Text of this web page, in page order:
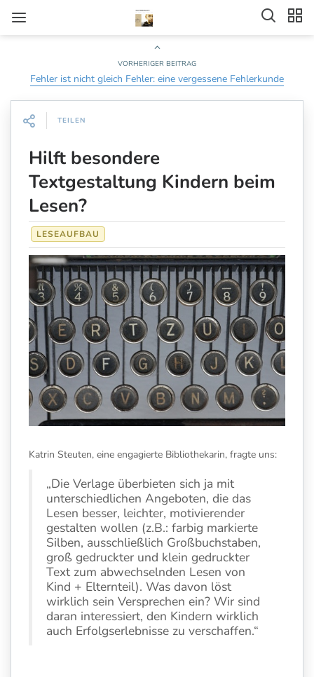
VORHERIGER BEITRAG
Fehler ist nicht gleich Fehler: eine vergessene Fehlerkunde
TEILEN
Hilft besondere
Textgestaltung Kindern beim
Lesen?
LESEAUFBAU
Katrin Steuten, eine engagierte Bibliothekarin, fragte uns:
„Die Verlage überbieten sich ja mit
unterschiedlichen Angeboten, die das
Lesen besser, leichter, motivierender
gestalten wollen (z.B.: farbig markierte
Silben, ausschließlich Großbuchstaben,
groß gedruckter und klein gedruckter
Text zum abwechselnden Lesen von
Kind + Elternteil). Was davon löst
wirklich sein Versprechen ein? Wir sind
daran interessiert, den Kindern wirklich
auch Erfolgserlebnisse zu verschaffen.“